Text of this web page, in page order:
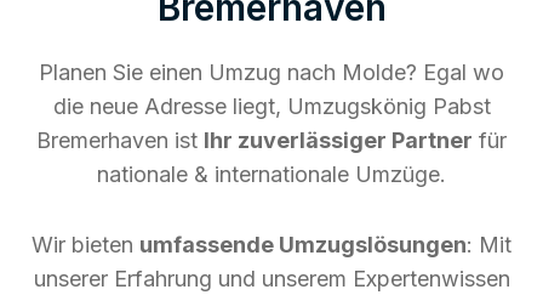
Planen Sie einen Umzug nach Molde? Egal wo
die neue Adresse liegt, Umzugskönig Pabst
Bremerhaven ist Ihr zuverlässiger Partner für
nationale & internationale Umzüge.
Wir bieten umfassende Umzugslösungen: Mit
unserer Erfahrung und unserem Expertenwissen